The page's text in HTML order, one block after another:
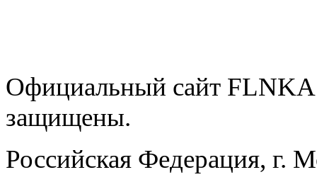
Официальный сайт
защищены.
Российская Федерация, г.